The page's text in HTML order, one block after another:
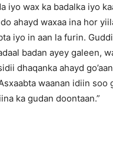
iyo wax ka badalka iyo
ahayd waxaa ina hor
iyo in aan la furin.
badan ayey galeen,
dhaqanka ahayd
waanan idiin soo
ka gudan